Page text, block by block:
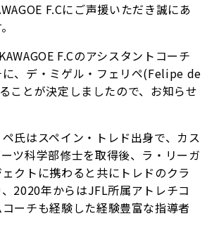
F.Cにご声援いただき誠にあ
F.Cのアシスタントコーチ
、デ・ミゲル・フェリペ(Felipe de
ことが決定しましたので、お知らせ
氏はスペイン・トレド出身で、カス
ツ科学部修士を取得後、ラ・リーガ
クトに携わると共にトレドのクラ
2020年からはJFL所属アトレチコ
ーチも経験した経験豊富な指導者